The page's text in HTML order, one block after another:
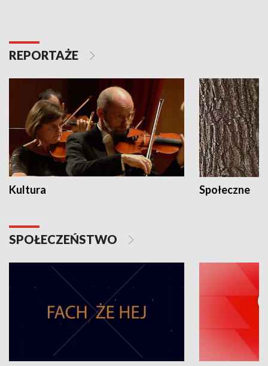
REPORTAŻE
Kultura Społeczne
SPOŁECZEŃSTWO